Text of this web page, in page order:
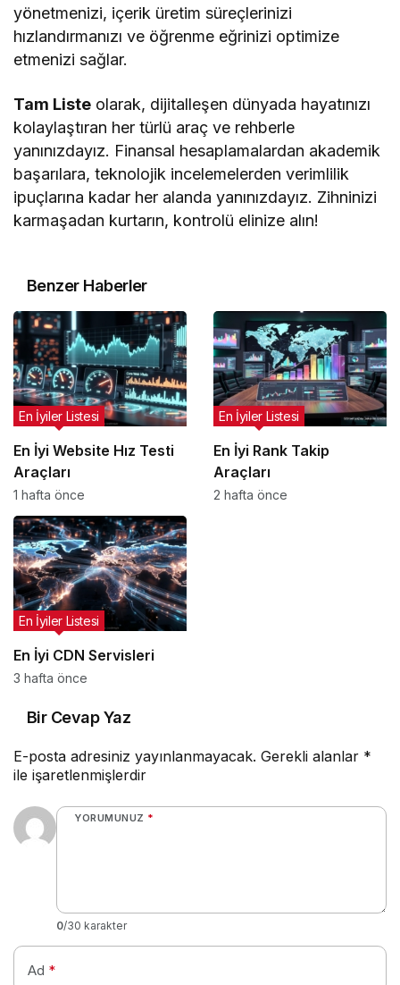
yönetmenizi, içerik üretim süreçlerinizi
hızlandırmanızı ve öğrenme eğrinizi optimize
etmenizi sağlar.
Tam Liste olarak, dijitalleşen dünyada hayatınızı
kolaylaştıran her türlü araç ve rehberle
yanınızdayız. Finansal hesaplamalardan akademik
başarılara, teknolojik incelemelerden verimlilik
ipuçlarına kadar her alanda yanınızdayız. Zihninizi
karmaşadan kurtarın, kontrolü elinize alın!
Benzer Haberler
En İyi Website Hız Testi
Araçları
En İyiler Listesi
1 hafta önce
En İyi Rank Takip
Araçları
En İyiler Listesi
2 hafta önce
En İyi CDN Servisleri
En İyiler Listesi
3 hafta önce
Bir Cevap Yaz
E-posta adresiniz yayınlanmayacak. Gerekli alanlar *
ile işaretlenmişlerdir
YORUMUNUZ *
0/30 karakter
Ad *